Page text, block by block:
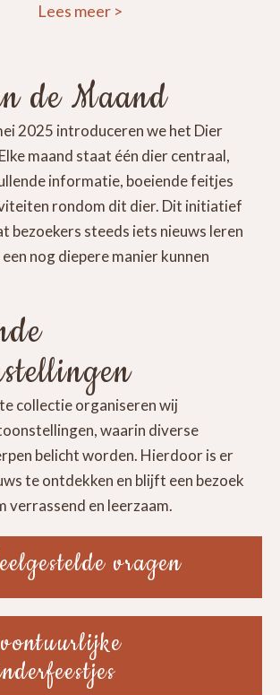
Lees meer >
de Maand
2025 introduceren we het Dier
maand staat één dier centraal,
informatie, boeiende feitjes
rondom dit dier. Dit initiatief
bezoekers steeds iets nieuws leren
nog diepere manier kunnen
collectie organiseren wij
waarin diverse
belicht worden. Hierdoor is er
te ontdekken en blijft een bezoek
verrassend en leerzaam.
vragen